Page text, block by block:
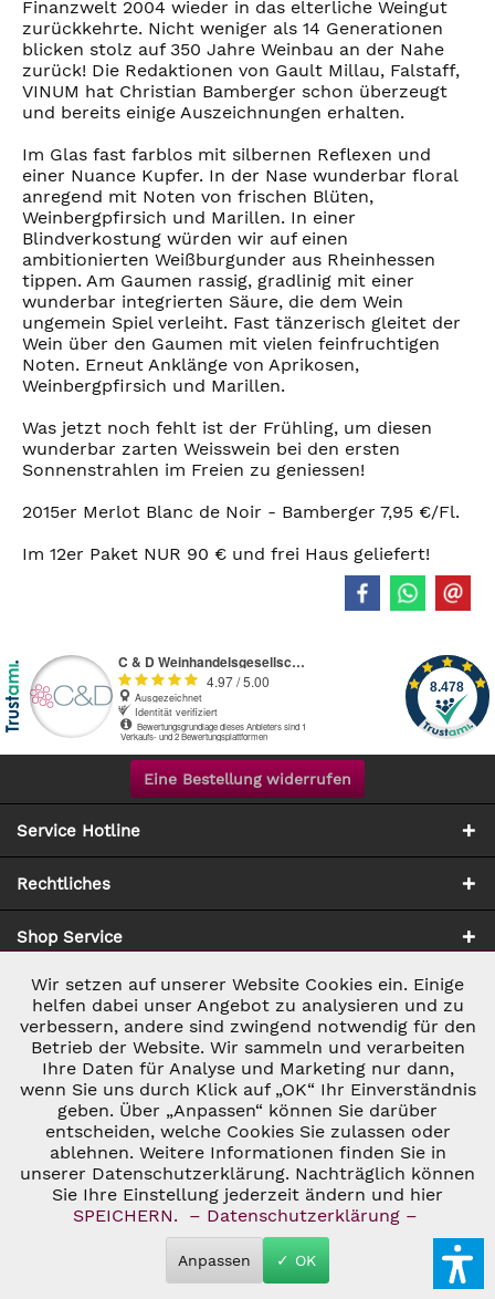
Finanzwelt 2004 wieder in das elterliche Weingut
zurückkehrte. Nicht weniger als 14 Generationen
blicken stolz auf 350 Jahre Weinbau an der Nahe
zurück! Die Redaktionen von Gault Millau, Falstaff,
VINUM hat Christian Bamberger schon überzeugt
und bereits einige Auszeichnungen erhalten.
Im Glas fast farblos mit silbernen Reflexen und
einer Nuance Kupfer. In der Nase wunderbar floral
anregend mit Noten von frischen Blüten,
Weinbergpfirsich und Marillen. In einer
Blindverkostung würden wir auf einen
ambitionierten Weißburgunder aus Rheinhessen
tippen. Am Gaumen rassig, gradlinig mit einer
wunderbar integrierten Säure, die dem Wein
ungemein Spiel verleiht. Fast tänzerisch gleitet der
Wein über den Gaumen mit vielen feinfruchtigen
Noten. Erneut Anklänge von Aprikosen,
Weinbergpfirsich und Marillen.
Was jetzt noch fehlt ist der Frühling, um diesen
wunderbar zarten Weisswein bei den ersten
Sonnenstrahlen im Freien zu geniessen!
2015er Merlot Blanc de Noir - Bamberger 7,95 €/Fl.
Im 12er Paket NUR 90 € und frei Haus geliefert!
Eine Bestellung widerrufen
Service Hotline
Rechtliches
Shop Service
Zahlung & Versand
* ALLE PREISE INKL. GESETZL. UMSATZSTEUER ZZGL.
VERSANDKOSTEN UND GGF. NACHNAHMEGEBÜHREN, WENN NICHT
ANDERS BESCHRIEBEN
© 2026 C&D WEINHANDEL - ALL RIGHTS RESERVED. THEME BY
THEMEWARE®
Notwendig Aktiv
Marketing Inaktiv
Tracking Inaktiv
Personalisierung Inaktiv
Wir setzen auf unserer Website Cookies ein. Einige
helfen dabei unser Angebot zu analysieren und zu
verbessern, andere sind zwingend notwendig für den
Betrieb der Website. Wir sammeln und verarbeiten
Ihre Daten für Analyse und Marketing nur dann,
wenn Sie uns durch Klick auf „OK“ Ihr Einverständnis
geben. Über „Anpassen“ können Sie darüber
entscheiden, welche Cookies Sie zulassen oder
ablehnen. Weitere Informationen finden Sie in
unserer Datenschutzerklärung. Nachträglich können
Sie Ihre Einstellung jederzeit ändern und hier
SPEICHERN.
– Datenschutzerklärung –
Anpassen ✓ OK